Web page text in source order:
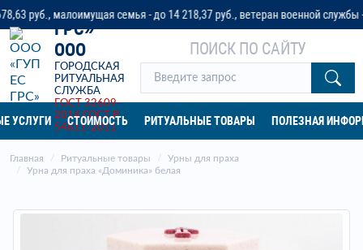
малоимущая семья - до 14 218,37 руб., ветеран военной службы - до
«ГУП ЕС
ГРС»
ООО
ГОРОДСКАЯ
РИТУАЛЬНАЯ
СЛУЖБА
ГОСТ 32609-
2014 ГОСТ Р
54611-2011
ПОИСК ПО САЙТУ
УСЛУГИ СТОИМОСТЬ РИТУАЛЬНЫЕ ТОВАРЫ ПОЛЕЗНАЯ
Главная Ритуальные товары
Урны для праха
Урна для праха «Доминика» белая